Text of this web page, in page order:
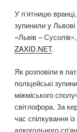
У п’ятницю
зупинили у
«Львів –
ZAXID.NET.
Як розповіли в
поліцейські
міжміського
світлофора. За
час спілкування
алкогольного